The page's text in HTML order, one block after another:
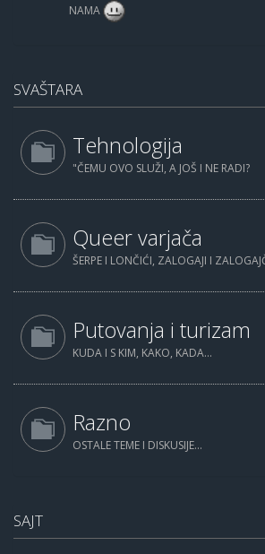
NAMA
SVAŠTARA
Tehnologija
"ČEMU OVO SLUŽI, A JOŠ I NE RADI?
Queer varjača
ŠERPE I LONČIĆI, ZALOGAJI I
Putovanja i turizam
KUDA I S KIM, KAKO, KADA...
Razno
OSTALE TEME I DISKUSIJE...
SAJT